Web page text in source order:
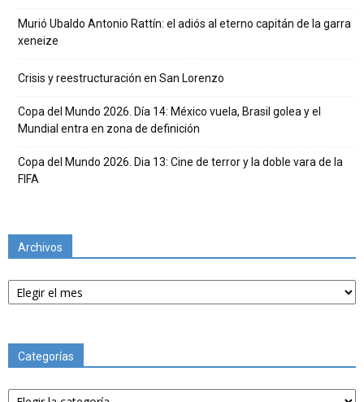
Murió Ubaldo Antonio Rattín: el adiós al eterno capitán de la garra
xeneize
Crisis y reestructuración en San Lorenzo
Copa del Mundo 2026. Día 14: México vuela, Brasil golea y el
Mundial entra en zona de definición
Copa del Mundo 2026. Dia 13: Cine de terror y la doble vara de la
FIFA
Archivos
Archivos
Categorías
Categorías